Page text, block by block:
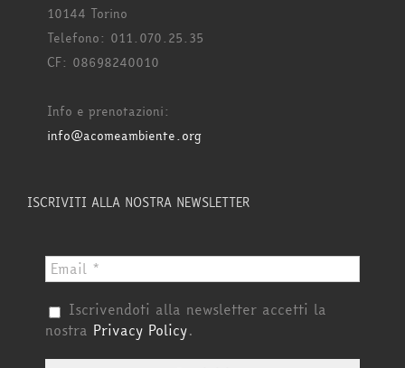
10144 Torino
Telefono: 011.070.25.35
CF: 08698240010
Info e prenotazioni:
info@acomeambiente.org
ISCRIVITI ALLA NOSTRA NEWSLETTER
Iscrivendoti alla newsletter accetti la
nostra Privacy Policy.